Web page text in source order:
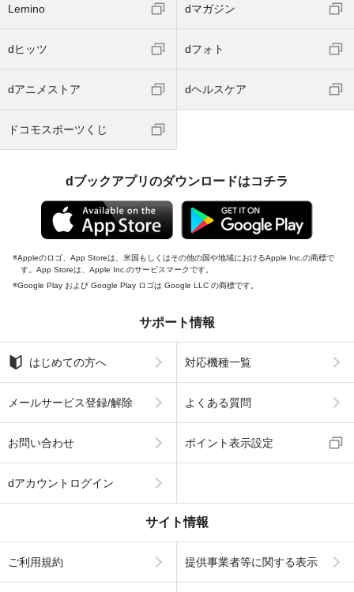
Lemino dマガジン
dヒッツ dフォト
dアニメストア dヘルスケア
ドコモスポーツくじ
dブックアプリのダウンロードはコチラ
Appleのロゴ、App Storeは、米国もしくはその他の国や地域におけるApple Inc.の商標で
す。App Storeは、Apple Inc.のサービスマークです。
Google Play および Google Play ロゴは Google LLC の商標です。
サポート情報
はじめての方へ 対応機種一覧
メールサービス登録/解除 よくある質問
お問い合わせ ポイント表示設定
dアカウントログイン
サイト情報
ご利用規約 提供事業者等に関する表示